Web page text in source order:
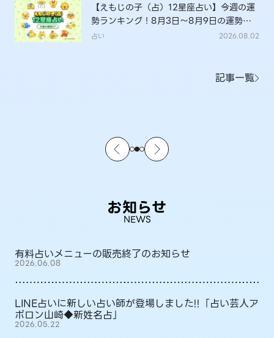
【えもじの子（占）12星座占い】今週の運
勢ランキング！8月3日～8月9日の運勢
は？
占い 2026.08.02
記事一覧
お知らせ
NEWS
有料占いメニューの販売終了のお知らせ
2026.06.08
LINE占いに新しい占い師が登場しました!!「占い芸人ア
ポロン山崎◆新姓名占」
2026.05.22